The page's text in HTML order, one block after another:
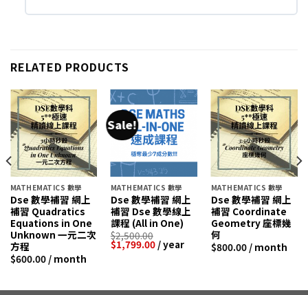
RELATED PRODUCTS
MATHEMATICS 數學
Dse 數學補習 網上
補習 Quadratics
Equations in One
Unknown 一元二次
方程
$600.00 / month
Sale!
MATHEMATICS 數學
Dse 數學補習 網上
補習 Dse 數學線上
課程 (All in One)
$2,500.00
$1,799.00 / year
MATHEMATICS 數學
Dse 數學補習 網上
補習 Coordinate
Geometry 座標幾
何
$800.00 / month